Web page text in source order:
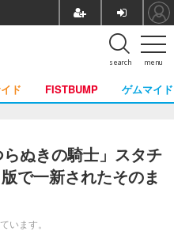
menu
search
ド FISTBUMP ゲムマイド
ぬきの騎士」スタチ
で一新されたそのま
います。